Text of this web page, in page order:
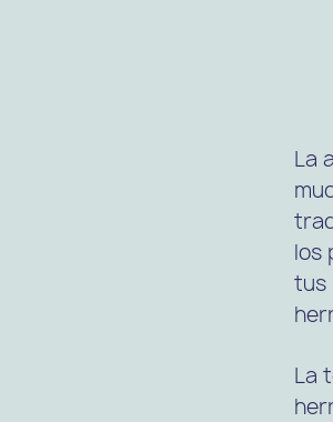
La
los
tus
La